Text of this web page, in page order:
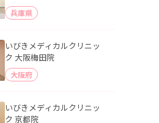
兵庫県
いびきメディカルクリニッ
ク 大阪梅田院
大阪府
いびきメディカルクリニッ
ク 京都院